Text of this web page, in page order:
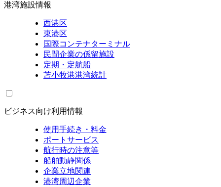
港湾施設情報
西港区
東港区
国際コンテナターミナル
民間企業の係留施設
定期・定航船
苫小牧港港湾統計
ビジネス向け利用情報
使用手続き・料金
ポートサービス
航行時の注意等
船舶動静関係
企業立地関連
港湾周辺企業